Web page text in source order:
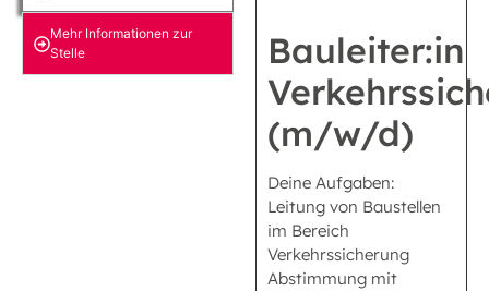
Mehr Informationen zur
Stelle
Bauleiter:in
(m/w/d)
Deine Aufgaben:
Leitung von Baustellen
im Bereich
Verkehrssicherung
Abstimmung mit